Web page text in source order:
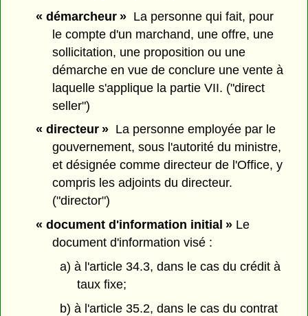
« démarcheur »La personne qui fait, pour
le compte d'un marchand, une offre, une
sollicitation, une proposition ou une
démarche en vue de conclure une vente à
laquelle s'applique la partie VII. ("direct
seller")
« directeur »La personne employée par le
gouvernement, sous l'autorité du ministre,
et désignée comme directeur de l'Office, y
compris les adjoints du directeur.
("director")
« document d'information initial »Le
document d'information visé :
a) à l'article 34.3, dans le cas du crédit à
taux fixe;
b) à l'article 35.2, dans le cas du contrat